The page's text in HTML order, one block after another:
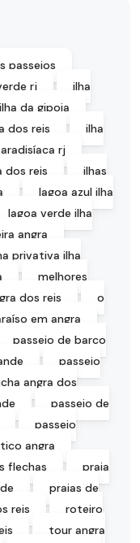
passeios
rj
ilha
ilha da gipoia
dos reis
ilha
rj
dos reis
ilhas
lagoa azul ilha
lagoa verde ilha
angra
privativa ilha
melhores
dos reis
o
em angra
passeio de barco
passeio
angra dos
passeio de
passeio
angra
flechas
praia
praias de
reis
roteiro
tour angra